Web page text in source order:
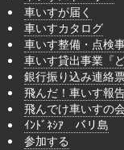
車いすが届く
車いすカタログ
車いす整備・点検
車いす貸出事業『
銀行振り込み連絡
飛んだ！車いす報
飛んでけ車いすの
ｲﾝﾄﾞﾈｼｱ バリ島
参加する